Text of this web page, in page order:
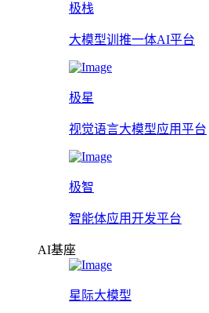
极栈
大模型训推一体AI平台
极星
视觉语言大模型应用平台
极智
智能体应用开发平台
AI基座
星际大模型